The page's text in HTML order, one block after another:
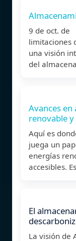
9 de oct. de
limitaciones
una visión
del
Avances
renovable y
Aquí es
juega un
energías
accesibles.
El
La visión de